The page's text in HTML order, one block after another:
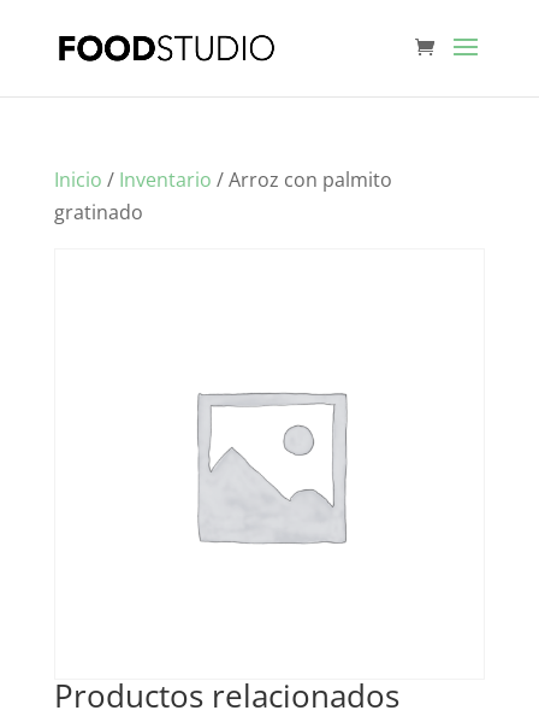
Inicio / Inventario / Arroz con palmito
gratinado
Productos relacionados